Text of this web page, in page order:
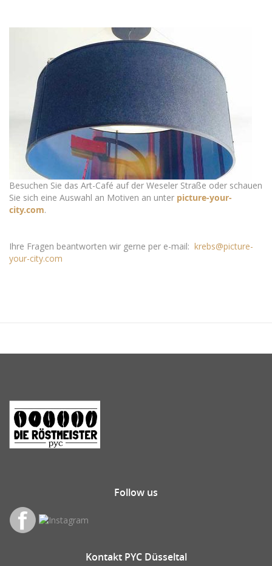
Besuchen Sie das Art-Café auf der Weseler Straße oder schauen
Sie sich eine Auswahl an Motiven an unter picture-your-
city.com.
Ihre Fragen beantworten wir gerne per e-mail: krebs@picture-
your-city.com
Follow us
KontaktPYC Düsseltal